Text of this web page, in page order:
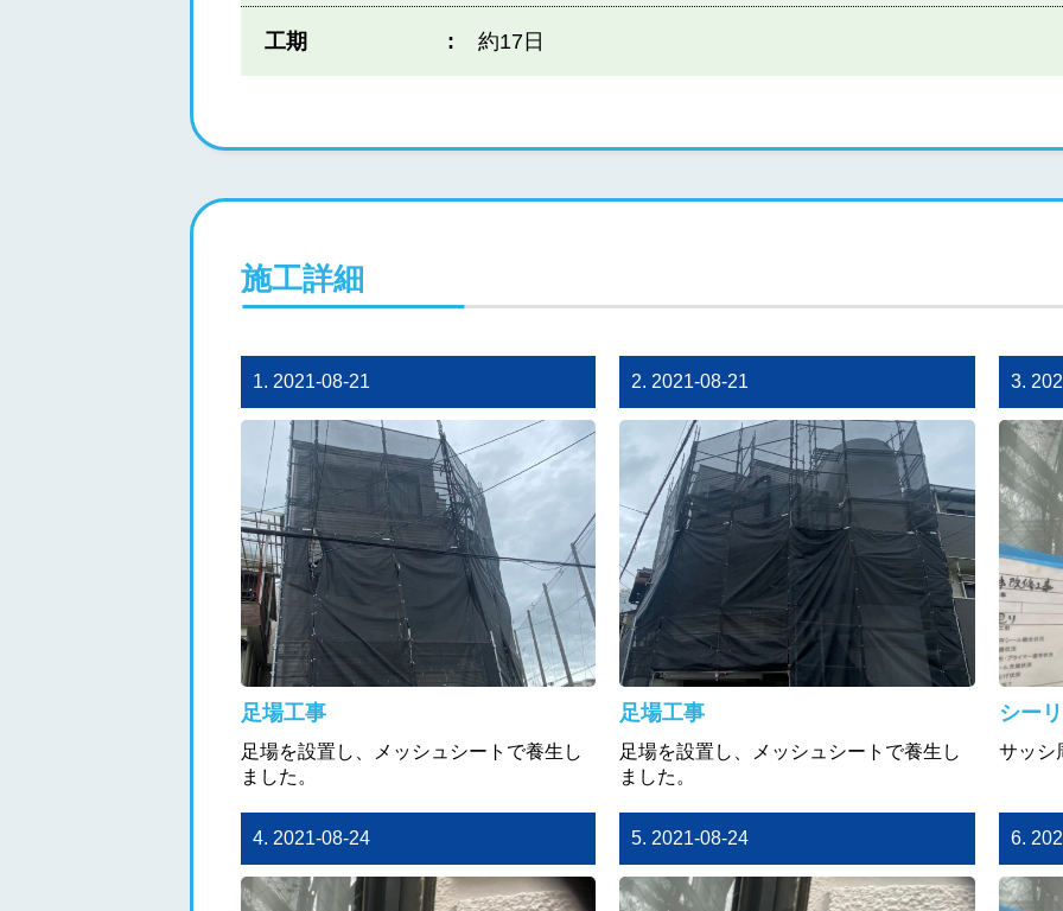
工期 約17日
施工詳細
1. 2021-08-21
足場工事
足場を設置し、メッシュシートで養生し
ました。
2. 2021-08-21
足場工事
足場を設置し、メッシュシートで養生し
ました。
3.
シー
サッシ
4. 2021-08-24 5. 2021-08-24 6.